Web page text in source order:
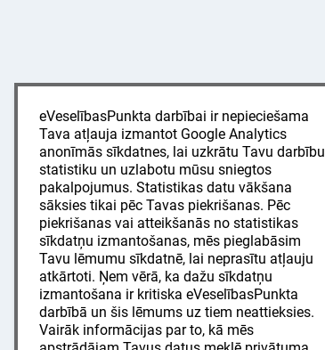
eVeselībasPunkta darbībai ir nepieciešama
Tava atļauja izmantot Google Analytics
anonīmās sīkdatnes, lai uzkrātu Tavu darbību
statistiku un uzlabotu mūsu sniegtos
pakalpojumus. Statistikas datu vākšana
sāksies tikai pēc Tavas piekrišanas. Pēc
piekrišanas vai atteikšanās no statistikas
sīkdatņu izmantošanas, mēs pieglabāsim
Tavu lēmumu sīkdatnē, lai neprasītu atļauju
atkārtoti. Ņem vērā, ka dažu sīkdatņu
izmantošana ir kritiska eVeselībasPunkta
darbībā un šis lēmums uz tiem neattieksies.
Vairāk informācijas par to, kā mēs